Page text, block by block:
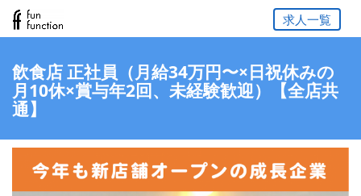
求人一覧
飲食店 正社員（月給34万円〜×日祝休みの
月10休×賞与年2回、未経験歓迎）【全店共
通】